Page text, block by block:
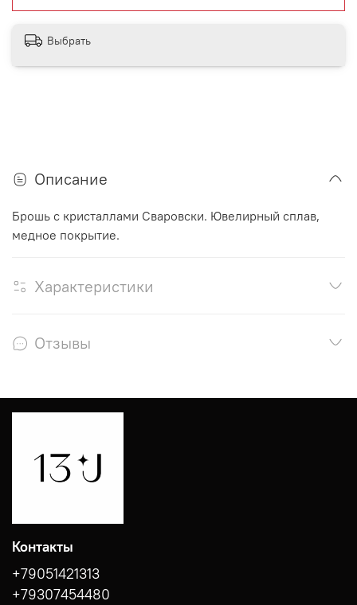
Выбрать
Описание
Брошь с кристаллами Сваровски. Ювелирный сплав,
медное покрытие.
Характеристики
Отзывы
Контакты
+79051421313
+79307454480